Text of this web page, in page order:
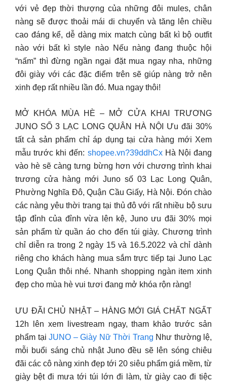
với vẻ đẹp thời thượng của những đôi mules, chân
nàng sẽ được thoải mái di chuyển và tăng lên chiều
cao đáng kể, dễ dàng mix match cùng bất kì bộ outfit
nào với bất kì style nào Nếu nàng đang thuộc hội
“nấm” thì đừng ngần ngại đặt mua ngay nha, những
đôi giày với các đặc điểm trên sẽ giúp nàng trở nên
xinh đẹp rất nhiều lần đó. Mua ngay thôi!
MỞ KHÓA MÙA HÈ – MỞ CỬA KHAI TRƯƠNG
JUNO SỐ 3 LẠC LONG QUÂN HÀ NỘI Ưu đãi 30%
tất cả sản phẩm chỉ áp dụng tại cửa hàng mới Xem
mẫu trước khi đến: shopee.vn?39ddhCxHà Nội đang
vào hè sẽ càng tưng bừng hơn với chương trình khai
trương cửa hàng mới Juno số 03 Lạc Long Quân,
Phường Nghĩa Đô, Quận Cầu Giấy, Hà Nội. Đón chào
các nàng yêu thời trang tại thủ đô với rất nhiều bộ sưu
tập đỉnh của đỉnh vừa lên kệ, Juno ưu đãi 30% mọi
sản phẩm từ quần áo cho đến túi giày. Chương trình
chỉ diễn ra trong 2 ngày 15 và 16.5.2022 và chỉ dành
riêng cho khách hàng mua sắm trực tiếp tại Juno Lạc
Long Quân thôi nhé. Nhanh shopping ngàn item xinh
đẹp cho mùa hè vui tươi đang mở khóa rộn ràng!
ƯU ĐÃI CHỦ NHẬT – HÀNG MỚI GIÁ CHẤT NGẤT
12h lên xem livestream ngay, tham khảo trước sản
phẩm tại JUNO – Giày Nữ Thời Trang Như thường lệ,
mỗi buổi sáng chủ nhật Juno đều sẽ lên sóng chiêu
đãi các cô nàng xinh đẹp tới 20 siêu phẩm giá mềm, từ
giày bệt đi mưa tới túi lớn đi làm, từ giày cao đi tiệc